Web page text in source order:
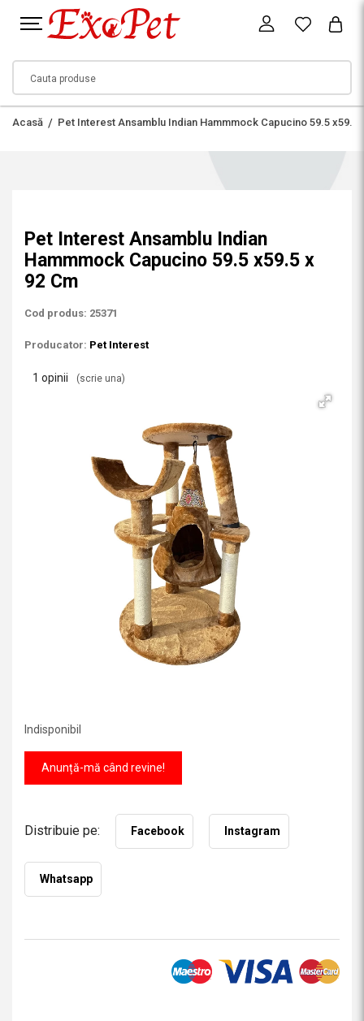
Acasă Pet Interest Ansamblu Indian Hammmock Capucino 59.5 x59.5
Pet Interest Ansamblu Indian
Hammmock Capucino 59.5 x59.5 x
92 Cm
Cod produs: 25371
Producator: Pet Interest
1 opinii (scrie una)
Indisponibil
Anunță-mă când revine!
Distribuie pe: Facebook Instagram
Whatsapp